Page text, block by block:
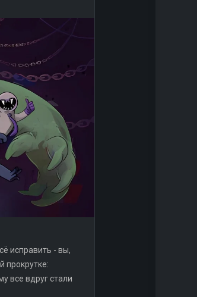
исправить - вы,
прокрутке:
все вдруг стали